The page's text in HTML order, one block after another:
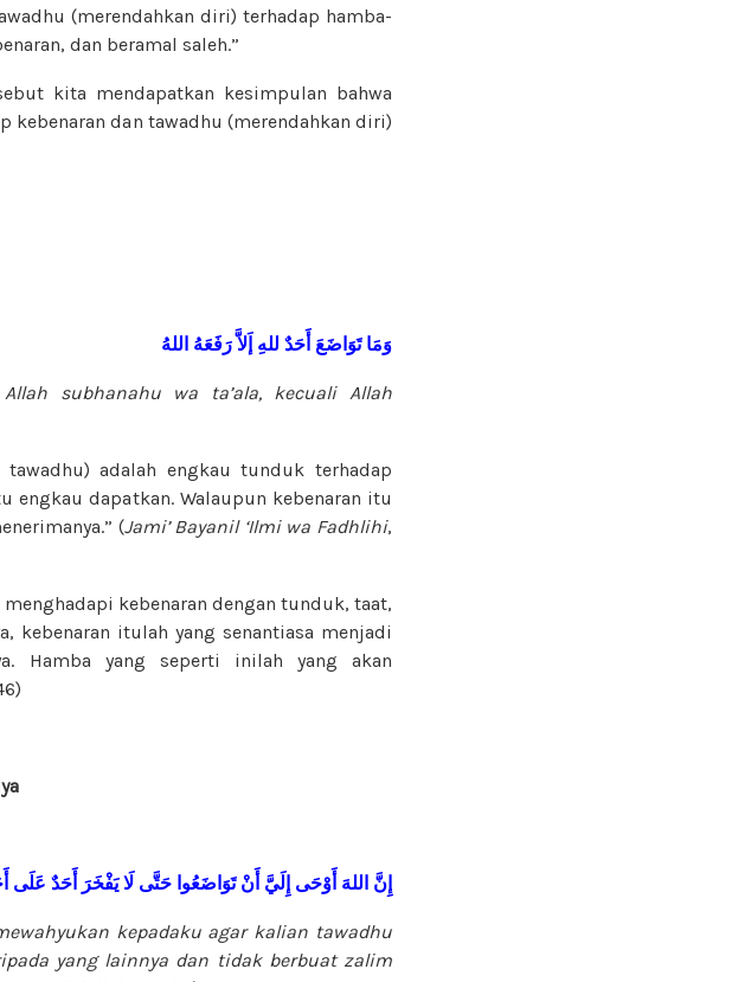
(merendahkan diri) terhadap hamba-
dan beramal saleh.”
kita mendapatkan kesimpulan bahwa
dan tawadhu (merendahkan diri)
وَمَا تَوَاضَعَ أَحَدٌ للهِ إَلاَّ رَفَعَهُ اللهُ
subhanahu wa ta’ala, kecuali Allah
adalah engkau tunduk terhadap
engkau dapatkan. Walaupun kebenaran itu
(Jami’ Bayanil ‘Ilmi wa Fadhlihi,
menghadapi kebenaran dengan tunduk, taat,
kebenaran itulah yang senantiasa menjadi
Hamba yang seperti inilah yang akan
إِنَّ اللهَ أَوْحَى إِلَيَّ أَنْ تَوَاضَعُوا حَتَّى لَا يَفْخَرَ أَحَدٌ عَلَى
kepadaku agar kalian tawadhu
yang lainnya dan tidak berbuat zalim